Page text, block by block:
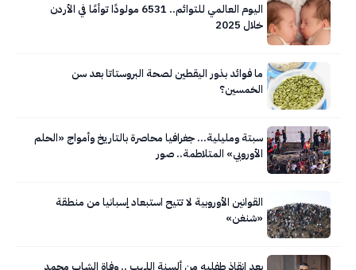
اليوم العالمي للتوائم.. 6531 مولودًا توأمًا في الأردن
خلال 2025
ما فوائد بذور اليقطين لصحة البروستاتا بعد سن
الخمسين؟
سبتة ومليلية… جغرافيا محاصرة بالتاريخ وأمواج «الحلم
الأوروبي» المتلاطمة.. صور
القوانين الأوروبية لا تتيح استبعاد إسبانيا من منطقة
«شنغن»
بعد إنقاذ طفليه من ألسنة اللهب .. وفاة الشاب محمد